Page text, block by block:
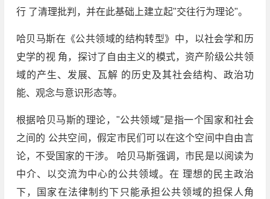
行 了清理批判，并在此基础上建立起"交往行为理论"。
哈贝马斯在《公共领域的结构转型》中，以社会学和历
史学的视 角，探讨了自由主义的模式，资产阶级公共领
域的产生、发展、瓦解 的历史及其社会结构、政治功
能、观念与意识形态等。
根据哈贝马斯的理论，"公共领域"是指一个国家和社会
之间的 公共空间，假定市民们可以在这个空间中自由言
论，不受国家的干涉。 哈贝马斯强调，市民是以阅读为
中介、以交流为中心的公共领域。在 理想的民主政治
下，国家在法律制约下只能承担公共领域的担保人角